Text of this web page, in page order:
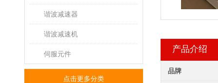
谐波减速器
谐波减速机
伺服元件
点击更多分类
产品介绍
品牌